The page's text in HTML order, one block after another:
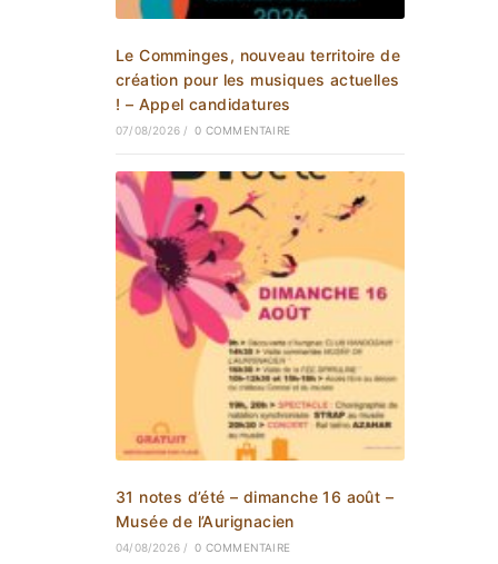
Le Comminges, nouveau territoire de
création pour les musiques actuelles
! – Appel candidatures
07/08/2026 / 0 COMMENTAIRE
31 notes d’été – dimanche 16 août –
Musée de l’Aurignacien
04/08/2026 / 0 COMMENTAIRE